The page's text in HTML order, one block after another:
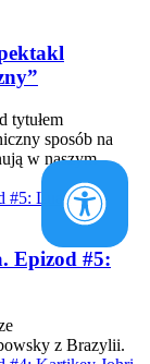
tytułem
sposób na
w naszym
Epizod #5:
z Brazylii.